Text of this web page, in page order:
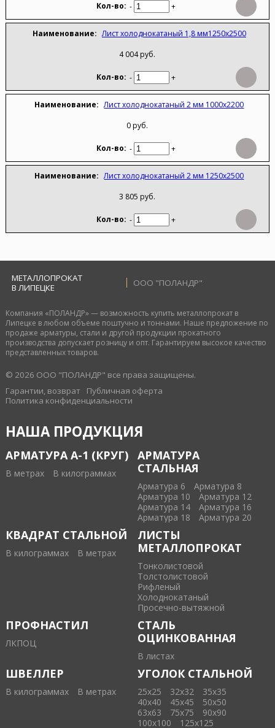
- +
Лист холоднокатаный 1,8 мм1250х2500
4 004 руб.
- +
Лист холоднокатаный 2 мм 1000х2200
0 руб.
- +
Лист холоднокатаный 2 мм 1250х2500
3 805 руб.
- +
МЕТАЛЛОПРОКАТ
В ЛИПЕЦКЕ
ООО "ПОЛАНДР"
Компания «ПОЛАНДР» — возможность купить металлопрокат в
Липецке в любом объеме поштучно и тоннами. Наше предложение по
продаже арматуры, стали и другой продукции прокатного
производства допускает розницу и опт. Гарантируем высокое качество
представленных товаров.
© 2026 ООО "ПОЛАНДР" все права защищены.
Гарантии, возврат
Публичная оферта
Политика конфиденциальности
НАША ПРОДУКЦИЯ
АРМАТУРА А-1 (КРУГ)
В метрах В килограммах
АРМАТУРА
СТАЛЬНАЯ
Арматура 6
Арматура 8
Арматура 10
Арматура 12
Арматура 14
Арматура 16
Арматура 18
Арматура 20
КВАДРАТ СТАЛЬНОЙ
В килограммах В метрах
ЛИСТЫ
МЕТАЛЛОПРОКАТ
Тонколистовой
Толстолистовой
Рифленый
Холоднокатаный
Проcечно-вытяжной
ПРОФНАСТИЛ
ЛКПОЦ
СТАЛЬ
ОЦИНКОВАННАЯ
В листах
ШВЕЛЛЕР
В килограммах В метрах
УГОЛОК СТАЛЬНОЙ
25х25 32х32
35х35
40х40
45х45
50х50
63х63
75х75
90х90
100х100
125х125